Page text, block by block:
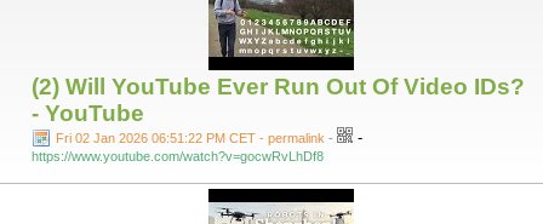
(2) Will YouTube Ever Run Out Of Video IDs?
- YouTube
Fri 02 Jan 2026 06:51:22 PM CET - permalink - -
https://www.youtube.com/watch?v=gocwRvLhDf8